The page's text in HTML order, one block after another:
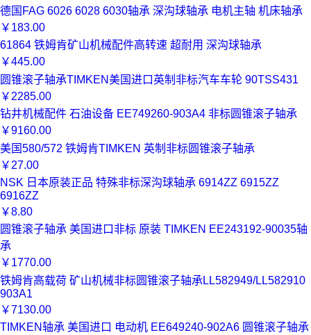
德国FAG 6026 6028 6030轴承 深沟球轴承 电机主轴 机床轴承
￥ 183.00
61864 铁姆肯矿山机械配件高转速 超耐用 深沟球轴承
￥445.00
圆锥滚子轴承TIMKEN美国进口英制非标汽车车轮 90TSS431
￥ 2285.00
钻井机械配件 石油设备 EE749260-903A4 非标圆锥滚子轴承
￥9160.00
美国580/572 铁姆肯TIMKEN 英制非标圆锥滚子轴承
￥ 27.00
NSK 日本原装正品 特殊非标深沟球轴承 6914ZZ 6915ZZ
6916ZZ
￥8.80
圆锥滚子轴承 美国进口非标 原装 TIMKEN EE243192-90035轴
承
￥ 1770.00
铁姆肯高载荷 矿山机械非标圆锥滚子轴承LL582949/LL582910
903A1
￥7130.00
TIMKEN轴承 美国进口 电动机 EE649240-902A6 圆锥滚子轴承